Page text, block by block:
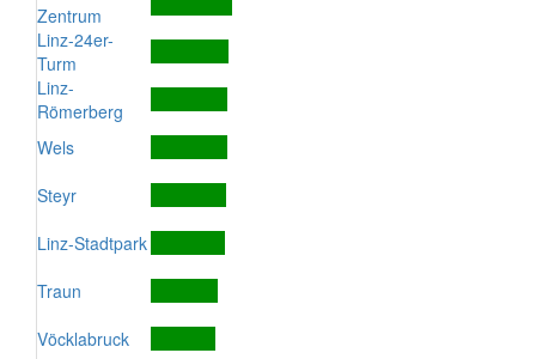
Zentrum
Linz-24er-
Turm
Linz-
Römerberg
Wels
Steyr
Linz-Stadtpark
Traun
Vöcklabruck